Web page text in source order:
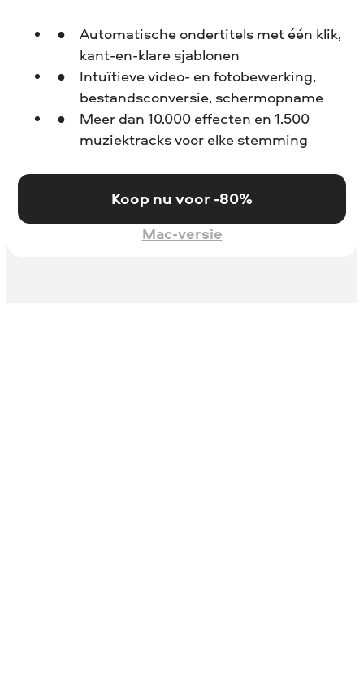
Automatische ondertitels met één klik,
kant-en-klare sjablonen
Intuïtieve video- en fotobewerking,
bestandsconversie, schermopname
Meer dan 10.000 effecten en 1.500
muziektracks voor elke stemming
Koop nu voor -80%
Mac-versie